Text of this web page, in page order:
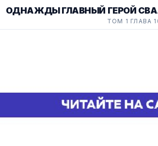
ОДНАЖДЫ ГЛАВНЫЙ ГЕРОЙ
ТОМ 1 ГЛАВА